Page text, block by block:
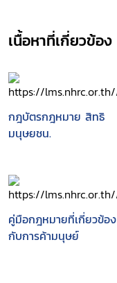
เนื้อหาที่เกี่ยวข้อง
กฎบัตรกฎหมาย สิทธิ
มนุษยชน.
คู่มือกฎหมายที่เกี่ยวข้อง
กับการค้ามนุษย์